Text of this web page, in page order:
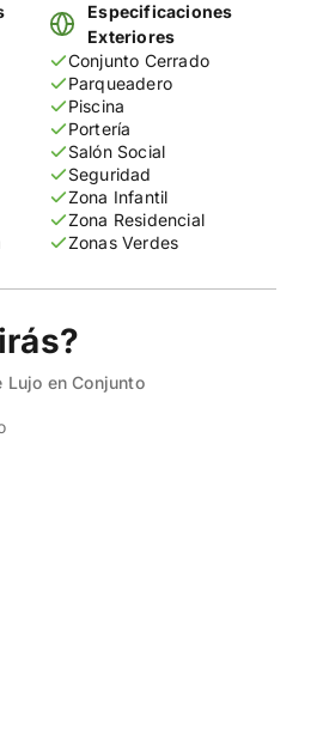
Especificaciones
Exteriores
Conjunto Cerrado
Parqueadero
Piscina
Portería
Salón Social
Seguridad
Zona Infantil
Zona Residencial
Zonas Verdes
Lujo en Conjunto